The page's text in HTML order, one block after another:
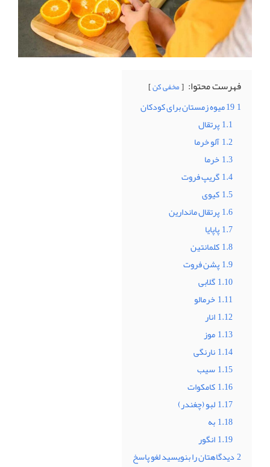
فهرست محتوا: مخفی کن
119 میوه زمستان برای کودکان
1.1پرتقال
1.2آلو خرما
1.3خرما
1.4گریپ فروت
1.5کیوی
1.6پرتقال ماندارین
1.7پاپایا
1.8کلمانتین
1.9پشن فروت
1.10گلابی
1.11خرمالو
1.12انار
1.13موز
1.14نارنگی
1.15سیب
1.16کامکوات
1.17لبو (چغندر)
1.18به
1.19انگور
2دیدگاهتان را بنویسید لغو پاسخ